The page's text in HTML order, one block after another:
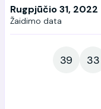
Rugpjūčio 31, 2022
Žaidimo data
39 33